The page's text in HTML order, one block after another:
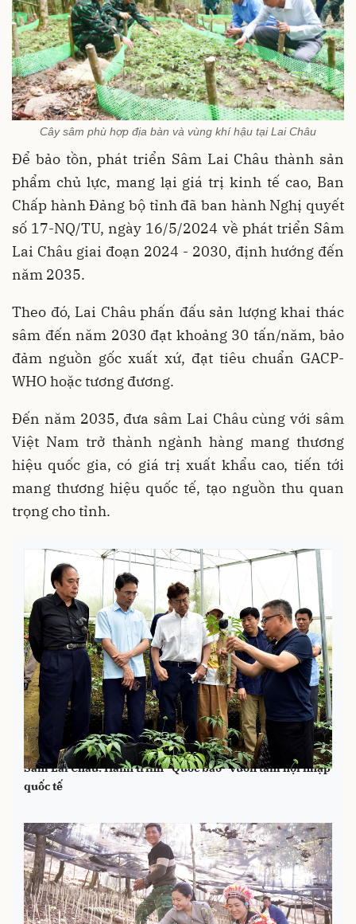
Cây sâm phù hợp địa bàn và vùng khí hậu tại Lai Châu
Để bảo tồn, phát triển Sâm Lai Châu thành sản
phẩm chủ lực, mang lại giá trị kinh tế cao, Ban
Chấp hành Đảng bộ tỉnh đã ban hành Nghị quyết
số 17-NQ/TU, ngày 16/5/2024 về phát triển Sâm
Lai Châu giai đoạn 2024 - 2030, định hướng đến
năm 2035.
Theo đó, Lai Châu phấn đấu sản lượng khai thác
sâm đến năm 2030 đạt khoảng 30 tấn/năm, bảo
đảm nguồn gốc xuất xứ, đạt tiêu chuẩn GACP-
WHO hoặc tương đương.
Đến năm 2035, đưa sâm Lai Châu cùng với sâm
Việt Nam trở thành ngành hàng mang thương
hiệu quốc gia, có giá trị xuất khẩu cao, tiến tới
mang thương hiệu quốc tế, tạo nguồn thu quan
trọng cho tỉnh.
Sâm Lai Châu: Hành trình "Quốc bảo" vươn tầm hội nhập
quốc tế